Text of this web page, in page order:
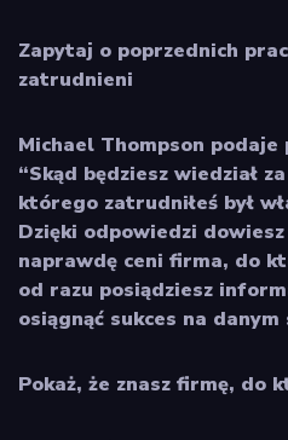
Zapytaj o poprzednich
zatrudnieni
Michael Thompson podaje
“Skąd będziesz wiedział
którego zatrudniłeś był
Dzięki odpowiedzi
naprawdę ceni firma, do
od razu posiądziesz
osiągnąć sukces na
Pokaż, że znasz firmę, do